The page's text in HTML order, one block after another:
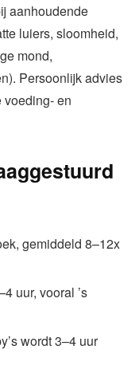
aanhoudende
luiers, sloomheid,
mond,
Persoonlijk advies
voeding- en
gemiddeld 8–12x
uur, vooral ’s
wordt 3–4 uur